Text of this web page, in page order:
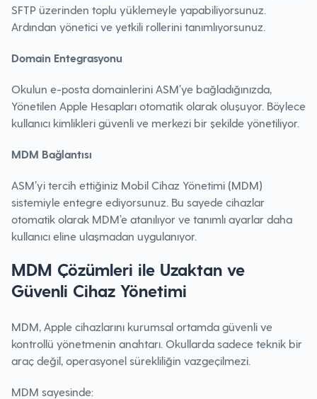
SFTP üzerinden toplu yüklemeyle yapabiliyorsunuz.
Ardından yönetici ve yetkili rollerini tanımlıyorsunuz.
Domain Entegrasyonu
Okulun e-posta domainlerini ASM’ye bağladığınızda,
Yönetilen Apple Hesapları otomatik olarak oluşuyor. Böylece
kullanıcı kimlikleri güvenli ve merkezi bir şekilde yönetiliyor.
MDM Bağlantısı
ASM’yi tercih ettiğiniz Mobil Cihaz Yönetimi (MDM)
sistemiyle entegre ediyorsunuz. Bu sayede cihazlar
otomatik olarak MDM’e atanılıyor ve tanımlı ayarlar daha
kullanıcı eline ulaşmadan uygulanıyor.
MDM Çözümleri ile Uzaktan ve
Güvenli Cihaz Yönetimi
MDM, Apple cihazlarını kurumsal ortamda güvenli ve
kontrollü yönetmenin anahtarı. Okullarda sadece teknik bir
araç değil, operasyonel sürekliliğin vazgeçilmezi.
MDM sayesinde: